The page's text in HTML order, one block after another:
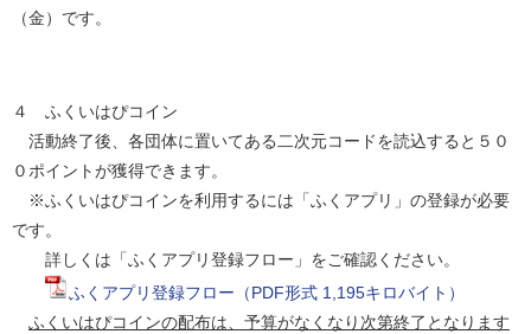
（金）です。
４ ふくいはぴコイン
活動終了後、各団体に置いてある二次元コードを読込すると５０
０ポイントが獲得できます。
※ふくいはぴコインを利用するには「ふくアプリ」の登録が必要
です。
詳しくは「ふくアプリ登録フロー」をご確認ください。
ふくアプリ登録フロー（PDF形式 1,195キロバイト）
ふくいはぴコインの配布は、予算がなくなり次第終了となります